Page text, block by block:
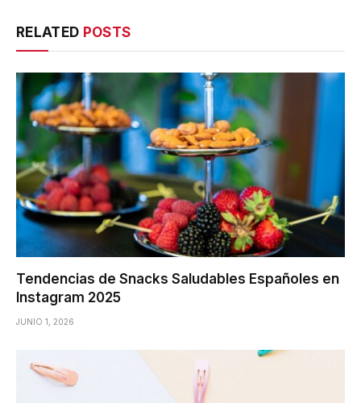
RELATED POSTS
Tendencias de Snacks Saludables Españoles en
Instagram 2025
JUNIO 1, 2026